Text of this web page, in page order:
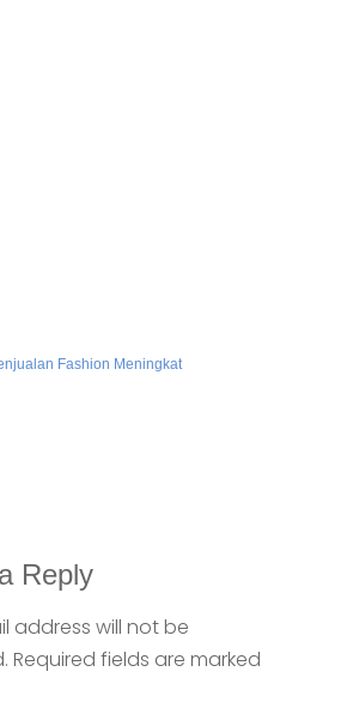
Fashion Meningkat
Reply
address will not be
Required fields are marked